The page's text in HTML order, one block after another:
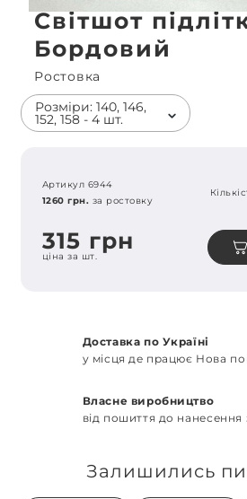
Світшот
Бордовий
Ростовка
Розміри: 140, 146,
152, 158 - 4 шт.
Артикул 6944
1260 грн. за ростовку
315 грн
ціна за шт.
Доставка по Україні
у місця де працює Нова
Власне виробництво
від пошиття до
Залишились